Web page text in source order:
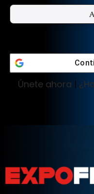
Únete ahora |